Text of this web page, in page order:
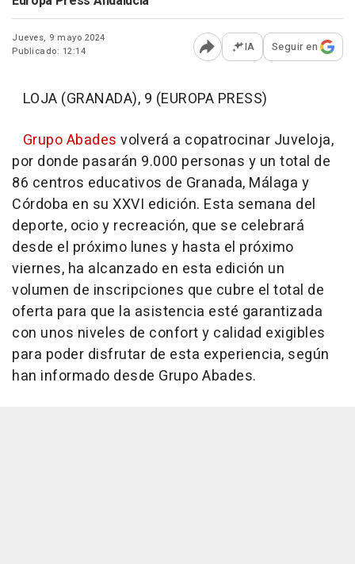
Jueves, 9 mayo 2024
Publicado: 12:14
Abrir opciones para
IA Seguir en
LOJA (GRANADA), 9 (EUROPA PRESS)
Grupo Abades volverá a copatrocinar Juveloja,
por donde pasarán 9.000 personas y un total de
86 centros educativos de Granada, Málaga y
Córdoba en su XXVI edición. Esta semana del
deporte, ocio y recreación, que se celebrará
desde el próximo lunes y hasta el próximo
viernes, ha alcanzado en esta edición un
volumen de inscripciones que cubre el total de
oferta para que la asistencia esté garantizada
con unos niveles de confort y calidad exigibles
para poder disfrutar de esta experiencia, según
han informado desde Grupo Abades.